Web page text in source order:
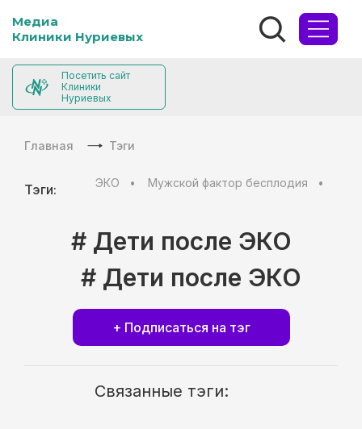
Медиа
Клиники Нуриевых
Посетить сайт
Клиники
Нуриевых
Главная Тэги
Тэги: ЭКО Мужской фактор бесплодия
# Дети после ЭКО
# Дети после ЭКО
+ Подписаться на тэг
Связанные тэги: